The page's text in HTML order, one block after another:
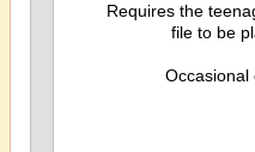
Requires the
file to be
Occasional